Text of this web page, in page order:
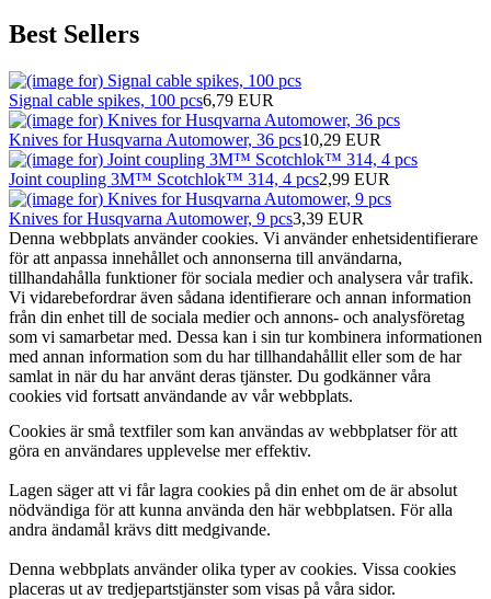
Best Sellers
Signal cable spikes, 100 pcs6,79 EUR
Knives for Husqvarna Automower, 36 pcs10,29 EUR
Joint coupling 3M™ Scotchlok™ 314, 4 pcs2,99 EUR
Knives for Husqvarna Automower, 9 pcs3,39 EUR
Denna webbplats använder cookies. Vi använder enhetsidentifierare
för att anpassa innehållet och annonserna till användarna,
tillhandahålla funktioner för sociala medier och analysera vår trafik.
Vi vidarebefordrar även sådana identifierare och annan information
från din enhet till de sociala medier och annons- och analysföretag
som vi samarbetar med. Dessa kan i sin tur kombinera informationen
med annan information som du har tillhandahållit eller som de har
samlat in när du har använt deras tjänster. Du godkänner våra
cookies vid fortsatt användande av vår webbplats.
Cookies är små textfiler som kan användas av webbplatser för att
göra en användares upplevelse mer effektiv.
Lagen säger att vi får lagra cookies på din enhet om de är absolut
nödvändiga för att kunna använda den här webbplatsen. För alla
andra ändamål krävs ditt medgivande.
Denna webbplats använder olika typer av cookies. Vissa cookies
placeras ut av tredjepartstjänster som visas på våra sidor.